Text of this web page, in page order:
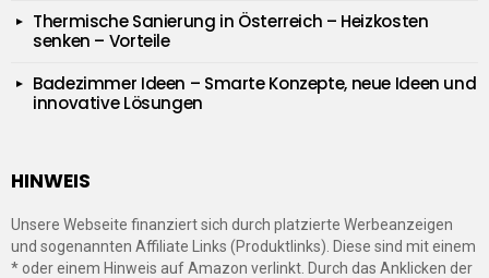
Thermische Sanierung in Österreich – Heizkosten
senken – Vorteile
Badezimmer Ideen – Smarte Konzepte, neue Ideen und
innovative Lösungen
HINWEIS
Unsere Webseite finanziert sich durch platzierte Werbeanzeigen
und sogenannten Affiliate Links (Produktlinks). Diese sind mit einem
* oder einem Hinweis auf Amazon verlinkt. Durch das Anklicken der